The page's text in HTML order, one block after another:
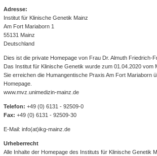
Adresse:
Institut für Klinische Genetik Mainz
Am Fort Mariaborn 1
55131 Mainz
Deutschland
Dies ist die private Homepage von Frau Dr. Almuth Friedrich-
Das Institut für Klinische Genetik wurde zum 01.04.2020
Sie erreichen die Humangentische Praxis Am Fort Mariaborn
Homepage.
www.mvz.unimedizin-mainz.de
Telefon: +49 (0) 6131 - 92509-0
Fax: +49 (0) 6131 - 92509-30
E-Mail: info(at)ikg-mainz.de
Urheberrecht
Alle Inhalte der Homepage des Instituts für Klinische Genetik